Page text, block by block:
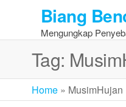
the
Biang
Mengungkap
Tag:
Home » MusimHujan